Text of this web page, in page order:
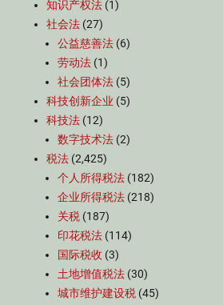
知识产权法 (1)
社会法 (27)
公益慈善法 (6)
劳动法 (1)
社会团体法 (5)
科技创新企业 (5)
科技法 (12)
数字技术法 (2)
税法 (2,425)
个人所得税法 (182)
企业所得税法 (218)
关税 (187)
印花税法 (114)
国际税收 (3)
土地增值税法 (30)
城市维护建设税 (45)